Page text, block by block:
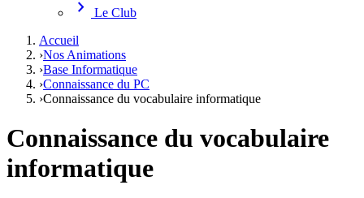
chevron_right
Le Club
Accueil
›Nos Animations
›Base Informatique
›Connaissance du PC
›Connaissance du vocabulaire informatique
Connaissance du vocabulaire
informatique